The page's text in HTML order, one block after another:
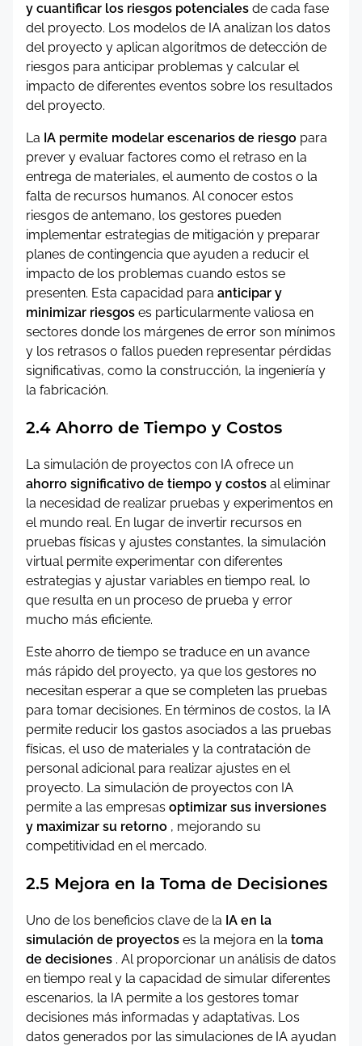
y cuantificar los riesgos potenciales de cada fase
del proyecto. Los modelos de IA analizan los datos
del proyecto y aplican algoritmos de detección de
riesgos para anticipar problemas y calcular el
impacto de diferentes eventos sobre los resultados
del proyecto.
La IA permite modelar escenarios de riesgo para
prever y evaluar factores como el retraso en la
entrega de materiales, el aumento de costos o la
falta de recursos humanos. Al conocer estos
riesgos de antemano, los gestores pueden
implementar estrategias de mitigación y preparar
planes de contingencia que ayuden a reducir el
impacto de los problemas cuando estos se
presenten. Esta capacidad para anticipar y
minimizar riesgos es particularmente valiosa en
sectores donde los márgenes de error son mínimos
y los retrasos o fallos pueden representar pérdidas
significativas, como la construcción, la ingeniería y
la fabricación.
2.4 Ahorro de Tiempo y Costos
La simulación de proyectos con IA ofrece un
ahorro significativo de tiempo y costos al eliminar
la necesidad de realizar pruebas y experimentos en
el mundo real. En lugar de invertir recursos en
pruebas físicas y ajustes constantes, la simulación
virtual permite experimentar con diferentes
estrategias y ajustar variables en tiempo real, lo
que resulta en un proceso de prueba y error
mucho más eficiente.
Este ahorro de tiempo se traduce en un avance
más rápido del proyecto, ya que los gestores no
necesitan esperar a que se completen las pruebas
para tomar decisiones. En términos de costos, la IA
permite reducir los gastos asociados a las pruebas
físicas, el uso de materiales y la contratación de
personal adicional para realizar ajustes en el
proyecto. La simulación de proyectos con IA
permite a las empresas optimizar sus inversiones
y maximizar su retorno , mejorando su
competitividad en el mercado.
2.5 Mejora en la Toma de Decisiones
Uno de los beneficios clave de la IA en la
simulación de proyectos es la mejora en la toma
de decisiones . Al proporcionar un análisis de datos
en tiempo real y la capacidad de simular diferentes
escenarios, la IA permite a los gestores tomar
decisiones más informadas y adaptativas. Los
datos generados por las simulaciones de IA ayudan